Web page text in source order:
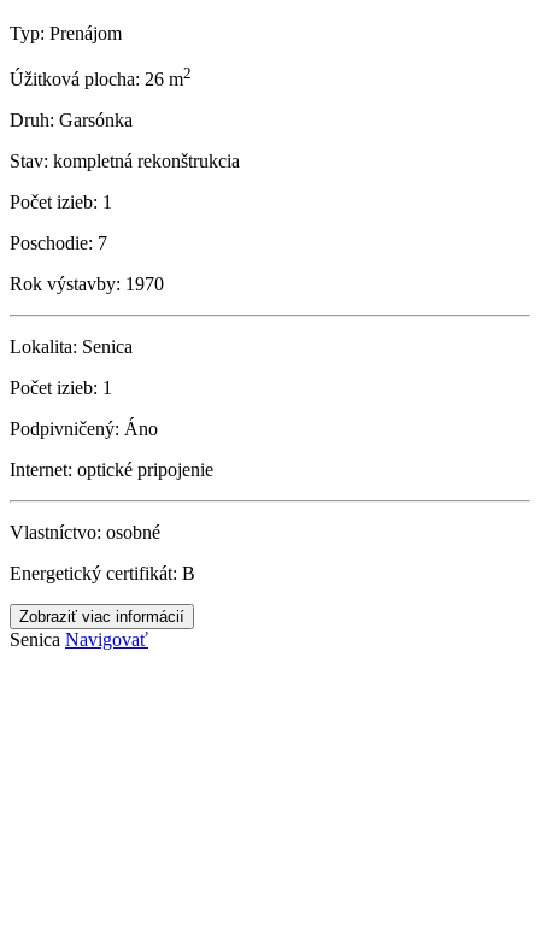
Typ: Prenájom
Úžitková plocha: 26 m2
Druh: Garsónka
Stav: kompletná rekonštrukcia
Počet izieb: 1
Poschodie: 7
Rok výstavby: 1970
Lokalita: Senica
Počet izieb: 1
Podpivničený: Áno
Internet: optické pripojenie
Vlastníctvo: osobné
Energetický certifikát: B
Zobraziť viac informácií
Senica Navigovať